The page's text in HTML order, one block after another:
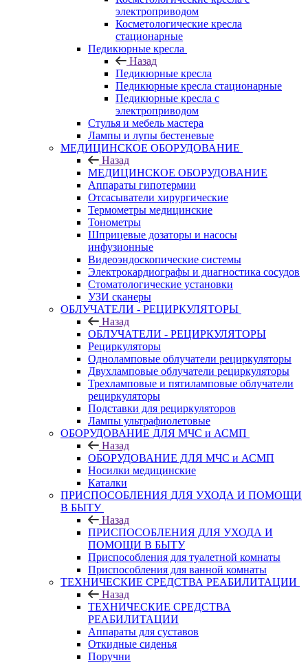
электроприводом
Косметологические кресла
стационарные
Педикюрные кресла
Назад
Педикюрные кресла
Педикюрные кресла стационарные
Педикюрные кресла с
электроприводом
Стулья и мебель мастера
Лампы и лупы бестеневые
МЕДИЦИНСКОЕ ОБОРУДОВАНИЕ
Назад
МЕДИЦИНСКОЕ ОБОРУДОВАНИЕ
Аппараты гипотермии
Отсасыватели хирургические
Термометры медицинские
Тонометры
Шприцевые дозаторы и насосы
инфузионные
Видеоэндоскопические системы
Электрокардиографы и диагностика сосудов
Стоматологические установки
УЗИ сканеры
ОБЛУЧАТЕЛИ - РЕЦИРКУЛЯТОРЫ
Назад
ОБЛУЧАТЕЛИ - РЕЦИРКУЛЯТОРЫ
Рециркуляторы
Одноламповые облучатели рециркуляторы
Двухламповые облучатели рециркуляторы
Трехламповые и пятиламповые облучатели
рециркуляторы
Подставки для рециркуляторов
Лампы ультрафиолетовые
ОБОРУДОВАНИЕ ДЛЯ МЧС и АСМП
Назад
ОБОРУДОВАНИЕ ДЛЯ МЧС и АСМП
Носилки медицинские
Каталки
ПРИСПОСОБЛЕНИЯ ДЛЯ УХОДА И ПОМОЩИ
В БЫТУ
Назад
ПРИСПОСОБЛЕНИЯ ДЛЯ УХОДА И
ПОМОЩИ В БЫТУ
Приспособления для туалетной комнаты
Приспособления для ванной комнаты
ТЕХНИЧЕСКИЕ СРЕДСТВА РЕАБИЛИТАЦИИ
Назад
ТЕХНИЧЕСКИЕ СРЕДСТВА
РЕАБИЛИТАЦИИ
Аппараты для суставов
Откидные сиденья
Поручни